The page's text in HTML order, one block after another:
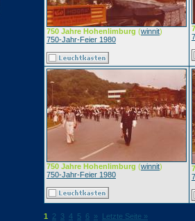
750 Jahre Hohenlimburg (winnit)
750-Jahr-Feier 1980
750 Jahre Hohenlimburg (winnit)
750-Jahr-Feier 1980
1 2 3 4 5 6 » Letzte Seite »